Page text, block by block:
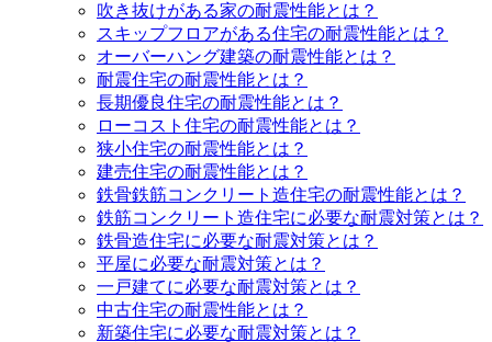
吹き抜けがある家の耐震性能とは？
スキップフロアがある住宅の耐震性能とは？
オーバーハング建築の耐震性能とは？
耐震住宅の耐震性能とは？
長期優良住宅の耐震性能とは？
ローコスト住宅の耐震性能とは？
狭小住宅の耐震性能とは？
建売住宅の耐震性能とは？
鉄骨鉄筋コンクリート造住宅の耐震性能とは？
鉄筋コンクリート造住宅に必要な耐震対策とは？
鉄骨造住宅に必要な耐震対策とは？
平屋に必要な耐震対策とは？
一戸建てに必要な耐震対策とは？
中古住宅の耐震性能とは？
新築住宅に必要な耐震対策とは？